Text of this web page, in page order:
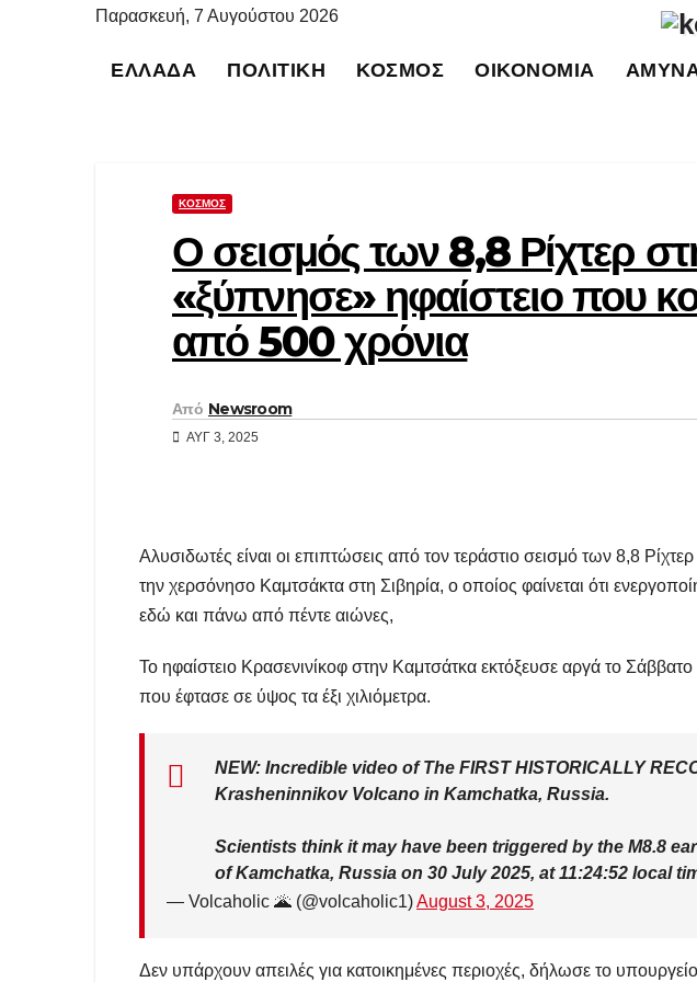
Παρασκευή, 7 Αυγούστου 2026
ΕΛΛΆΔΑ ΠΟΛΙΤΙΚΉ ΚΌΣΜΟΣ ΟΙΚΟΝΟΜΊΑ
ΚΌΣΜΟΣ
Ο σεισμός των 8,8 Ρίχτερ
«ξύπνησε» ηφαίστειο που
από 500 χρόνια
Από Newsroom
ΑΥΓ 3, 2025
Αλυσιδωτές είναι οι επιπτώσεις από τον τεράστιο σεισμό των 8,8
την χερσόνησο Καμτσάκτα στη Σιβηρία, ο οποίος φαίνεται ότι
εδώ και πάνω από πέντε αιώνες,
Το ηφαίστειο Κρασενινίκοφ στην Καμτσάτκα εκτόξευσε αργά το
που έφτασε σε ύψος τα έξι χιλιόμετρα.
NEW: Incredible video of The FIRST HISTORICALLY
Krasheninnikov Volcano in Kamchatka, Russia.
Scientists think it may have been triggered by the M8.8
of Kamchatka, Russia on 30 July 2025, at 11:24:52 local
— Volcaholic 🌋 (@volcaholic1)August 3, 2025
Δεν υπάρχουν απειλές για κατοικημένες περιοχές, δήλωσε το